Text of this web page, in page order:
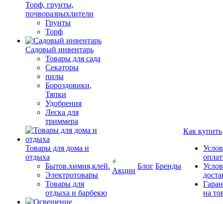
Торф, грунты,
почворазрыхлители
Грунты
Торф
Садовый инвентарь
Товары для сада
Секаторы
пилы
Бороздовики,
Тяпки
Удобрения
Леска для
триммера
Товары для дома и
отдыха
Бытов.химия,клей.
Электротовары
Товары для
отдыха и барбекю
Акции
Блог Бренды
Как купить
на